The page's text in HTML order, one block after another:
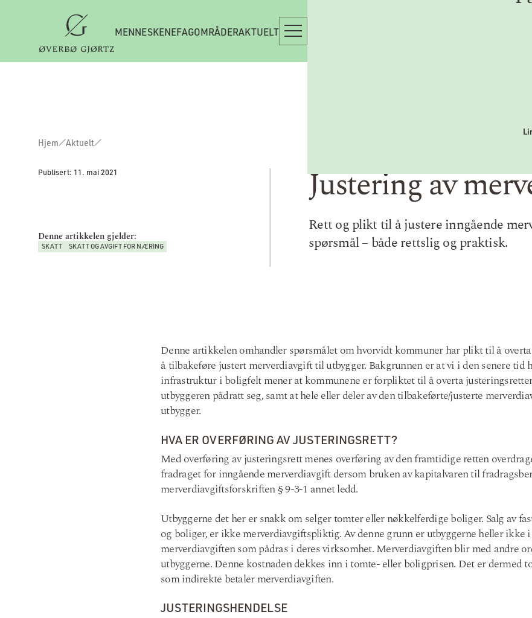
MENNESKENEFAGOMRÅDERAKTUELT
Hjem Aktuelt
Publisert: 11. mai 2021
Denne artikkelen gjelder:
SKATT SKATT OG AVGIFT FOR NÆRING
Justering av
Rett og plikt til å justere inngående
spørsmål – både rettslig og praktisk.
Denne artikkelen omhandler spørsmålet om hvorvidt kommuner har plikt til å
å tilbakeføre justert merverdiavgift til utbygger. Bakgrunnen er at vi i den senere tid
infrastruktur i boligfelt mener at kommunene er forpliktet til å overta
utbyggeren pådratt seg, samt at hele eller deler av den tilbakeførte/justerte
utbygger.
HVA ER OVERFØRING AV JUSTERINGSRETT?
Med overføring av justeringsrett menes overføring av den framtidige retten
fradraget for inngående merverdiavgift dersom bruken av kapitalvaren til
merverdiavgiftsforskriften § 9-3-1 annet ledd.
Utbyggerne det her er snakk om selger tomter eller nøkkelferdige boliger. Salg av
og boliger, er ikke merverdiavgiftspliktig. Av denne grunn er utbyggerne heller ikke
merverdiavgiften som pådras i deres virksomhet. Merverdiavgiften blir med andre
utbyggerne. Denne kostnaden dekkes inn i tomte- eller boligprisen. Det er dermed
som indirekte betaler merverdiavgiften.
JUSTERINGSHENDELSE